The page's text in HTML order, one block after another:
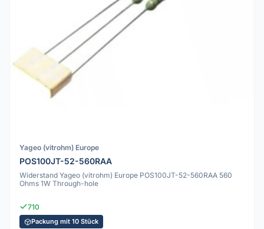
Yageo (vitrohm) Europe
POS100JT-52-560RAA
Widerstand Yageo (vitrohm) Europe POS100JT-52-560RAA 560
Ohms 1W Through-hole
710
Packung mit 10 Stück